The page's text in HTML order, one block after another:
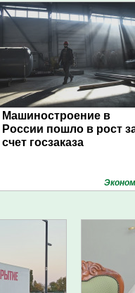
Машиностроение в
России пошло в рост
счет госзаказа